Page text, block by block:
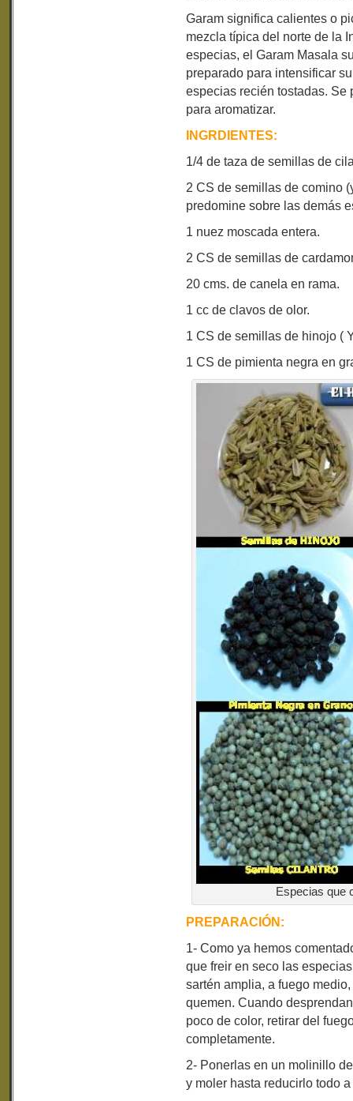
Garam significa calientes o
mezcla típica del norte de la
especias, el Garam Masala
preparado para intensificar
especias recién tostadas.
para aromatizar.
INGRDIENTES:
1/4 de taza de semillas de
2 CS de semillas de comino
predomine sobre las demás
1 nuez moscada entera.
2 CS de semillas de
20 cms. de canela en rama.
1 cc de clavos de olor.
1 CS de semillas de hinojo (
1 CS de pimienta negra en
Especias que
PREPARACIÓN:
1- Como ya hemos
que freir en seco las
sartén amplia, a fuego
quemen. Cuando
poco de color, retirar del
completamente.
2- Ponerlas en un molinillo
y moler hasta reducirlo todo